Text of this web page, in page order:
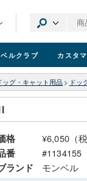
ルクラブ カスタ
ッグ・キャット用品> ドッ
格 ¥6,050（税
番 #1134155
ランド モンベル